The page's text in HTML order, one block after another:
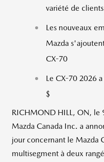
variété de
Les nouveaux
Mazda
CX-70
Le CX-70 2026
$
RICHMOND HILL, ON, le
Mazda Canada Inc. a
jour concernant le Mazda
multisegment à deux